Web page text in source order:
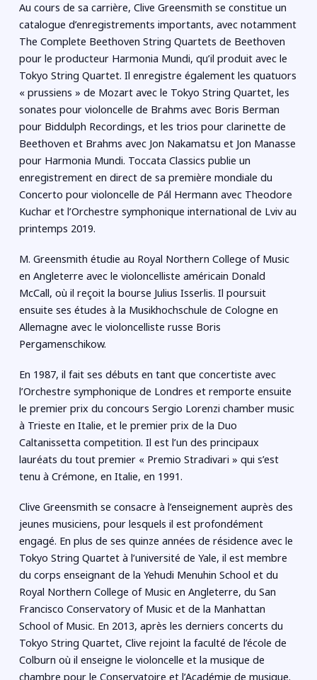
Au cours de sa carrière, Clive Greensmith se constitue un
catalogue d’enregistrements importants, avec notamment
The Complete Beethoven String Quartets de Beethoven
pour le producteur Harmonia Mundi, qu’il produit avec le
Tokyo String Quartet. Il enregistre également les quatuors
« prussiens » de Mozart avec le Tokyo String Quartet, les
sonates pour violoncelle de Brahms avec Boris Berman
pour Biddulph Recordings, et les trios pour clarinette de
Beethoven et Brahms avec Jon Nakamatsu et Jon Manasse
pour Harmonia Mundi. Toccata Classics publie un
enregistrement en direct de sa première mondiale du
Concerto pour violoncelle de Pál Hermann avec Theodore
Kuchar et l’Orchestre symphonique international de Lviv au
printemps 2019.
M. Greensmith étudie au Royal Northern College of Music
en Angleterre avec le violoncelliste américain Donald
McCall, où il reçoit la bourse Julius Isserlis. Il poursuit
ensuite ses études à la Musikhochschule de Cologne en
Allemagne avec le violoncelliste russe Boris
Pergamenschikow.
En 1987, il fait ses débuts en tant que concertiste avec
l’Orchestre symphonique de Londres et remporte ensuite
le premier prix du concours Sergio Lorenzi chamber music
à Trieste en Italie, et le premier prix de la Duo
Caltanissetta competition. Il est l’un des principaux
lauréats du tout premier « Premio Stradivari » qui s’est
tenu à Crémone, en Italie, en 1991.
Clive Greensmith se consacre à l’enseignement auprès des
jeunes musiciens, pour lesquels il est profondément
engagé. En plus de ses quinze années de résidence avec le
Tokyo String Quartet à l’université de Yale, il est membre
du corps enseignant de la Yehudi Menuhin School et du
Royal Northern College of Music en Angleterre, du San
Francisco Conservatory of Music et de la Manhattan
School of Music. En 2013, après les derniers concerts du
Tokyo String Quartet, Clive rejoint la faculté de l’école de
Colburn où il enseigne le violoncelle et la musique de
chambre pour le Conservatoire et l’Académie de musique.